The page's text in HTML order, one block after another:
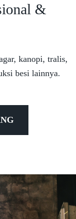
&
kanopi, tralis,
besi lainnya.